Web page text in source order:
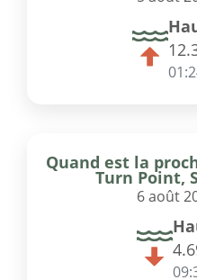
Quand est la
Turn Point,
6 août